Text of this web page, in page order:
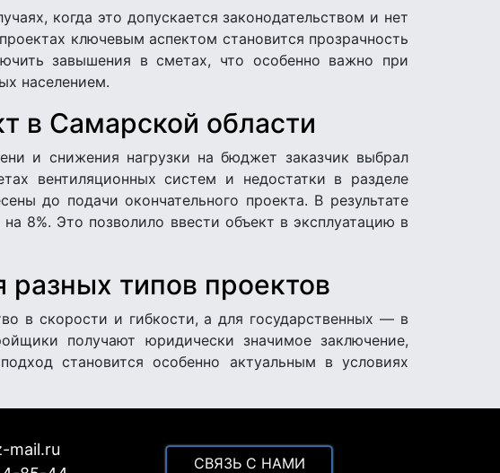
когда это допускается законодательством и нет
ключевым аспектом становится прозрачность
завышения в сметах, что особенно важно при
населением.
в Самарской области
и снижения нагрузки на бюджет заказчик выбрал
вентиляционных систем и недостатки в разделе
до подачи окончательного проекта. В результате
8%. Это позволило ввести объект в эксплуатацию в
разных типов проектов
в скорости и гибкости, а для государственных — в
получают юридически значимое заключение,
становится особенно актуальным в условиях
mail.ru
CВЯЗЬ С НАМИ